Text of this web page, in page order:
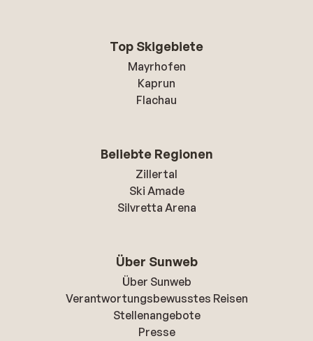
Top Skigebiete
Mayrhofen
Kaprun
Flachau
Beliebte Regionen
Zillertal
Ski Amade
Silvretta Arena
Über Sunweb
Über Sunweb
Verantwortungsbewusstes Reisen
Stellenangebote
Presse